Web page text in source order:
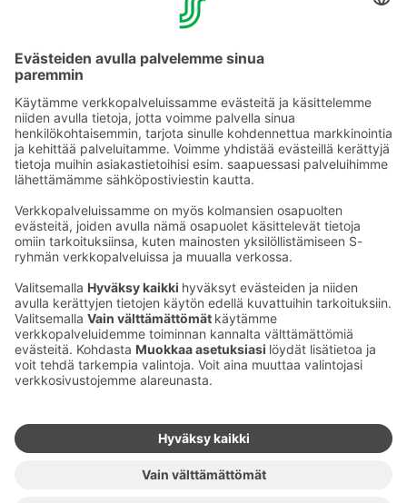
Tiedustelut ja varaukset:
Sokos Hotels Myyntipalvelu
Puhelun hinta >>
Ota yhteyttä
Hotellien yhteystiedot
Asiakaspalvelun yhteystiedot›
Palaute
Anna palautetta
Sokos Hotels uutiskirje
Tilaa uutiskirje
Saat Sokos Hotellien uusimmat
edut ja uutiset sähköpostiisi
kuukausittain.
Palkinnot ja sertifikaatit
Sokos Hotels somessa
Sokos Hotels
Facebookissa
Sokos Hotels
Sokos
Hotels
Sokos
Hotels